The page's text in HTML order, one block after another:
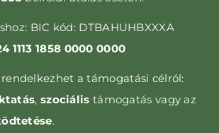
BIC kód: DTBAHUHBXXXA
1113 1858 0000 0000
a támogatási célról:
, szociális támogatás vagy az
.